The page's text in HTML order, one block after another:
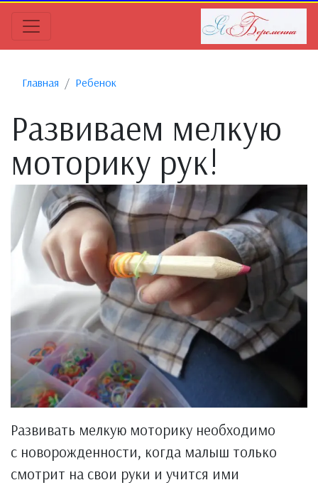
Главная Ребенок
Развиваем мелкую
моторику рук!
Развивать мелкую моторику необходимо
с новорожденности, когда малыш только
смотрит на свои руки и учится ими